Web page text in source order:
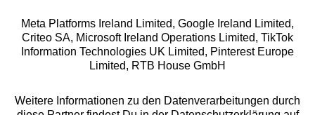
Alle Preise inkl. MwSt., zzgl.
Versandkosten
** Bonität vorausgesetzt, berechtigt zur Bonitätsprüfung
Meta Platforms Ireland Limited, Google Ireland Limited,
Criteo SA, Microsoft Ireland Operations Limited, TikTok
Information Technologies UK Limited, Pinterest Europe
Limited, RTB House GmbH
Weitere Informationen zu den Datenverarbeitungen durch